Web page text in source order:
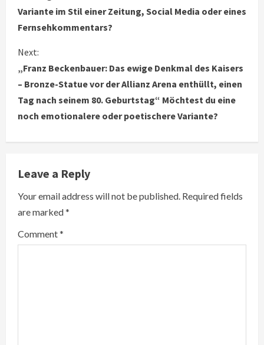
t
i
n
u
e
R
e
a
i
Variante im Stil einer Zeitung, Social Media oder eines
Fernsehkommentars?
Next:
„Franz Beckenbauer: Das ewige Denkmal des Kaisers
– Bronze-Statue vor der Allianz Arena enthüllt, einen
Tag nach seinem 80. Geburtstag“ Möchtest du eine
noch emotionalere oder poetischere Variante?
Leave a Reply
Your email address will not be published. Required fields
are marked*
Comment*